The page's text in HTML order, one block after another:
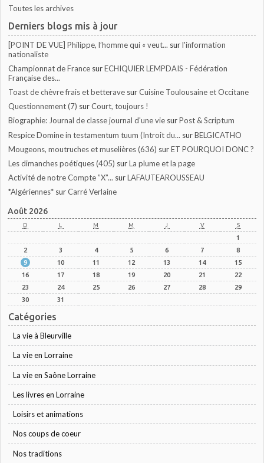
Toutes les archives
Derniers blogs mis à jour
[POINT DE VUE] Philippe, l’homme qui « veut... surl'information
nationaliste
Championnat de France surECHIQUIER LEMPDAIS - Fédération
Française des...
Toast de chèvre frais et betterave surCuisine Toulousaine et Occitane
Questionnement (7) surCourt, toujours !
Biographie: Journal de classe journal d'une vie surPost & Scriptum
Respice Domine in testamentum tuum (Introit du... surBELGICATHO
Mougeons, moutruches et muselières (636) surET POURQUOI DONC ?
Les dimanches poétiques (405) surLa plume et la page
Activité de notre Compte ”X”... surLAFAUTEAROUSSEAU
*Algériennes* surCarré Verlaine
Août 2026
D L M M J V S
1
2
3 4 5 6 7
8
9
10 11 12 13 14
15
16
17 18 19 20 21
22
23
24 25 26 27 28
29
30
31
Catégories
La vie à Bleurville
La vie en Lorraine
La vie en Saône Lorraine
Les livres en Lorraine
Loisirs et animations
Nos coups de coeur
Nos traditions